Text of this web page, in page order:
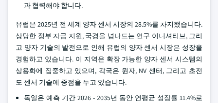
과 협력해야 합니다.
유럽은 2025년 전 세계 양자 센서 시장의 28.5%를 차지했습니다.
상당한 정부 자금 지원, 국경을 넘나드는 연구 이니셔티브, 그리
고 양자 기술의 발전으로 인해 유럽의 양자 센서 시장은 성장을
경험하고 있습니다. 이 지역은 확장 가능한 양자 센서 시스템의
상용화에 집중하고 있으며, 각국은 원자, NV 센터, 그리고 초전
도 센서 기술에 중점을 두고 있습니다.
독일은 예측 기간 2026 - 2035년 동안 연평균 성장률 11.4%로